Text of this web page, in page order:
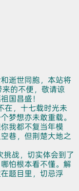
逝世同胞，本站将
的不便，敬请谅
国昌盛！
在，十七载时光未
梦想亦未敢重载。
我都不复当年模
巷，但荆楚大地之
挑战，切实体会到了
怕根本看不懂。解
题目里，切忌浮